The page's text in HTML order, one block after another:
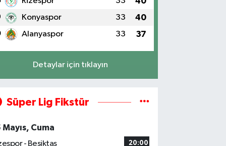
Konyaspor 33 40
Alanyaspor 33 37
Detaylar için tıklayın
Süper Lig Fikstür
Mayıs, Cuma
- Beşiktaş
20:00